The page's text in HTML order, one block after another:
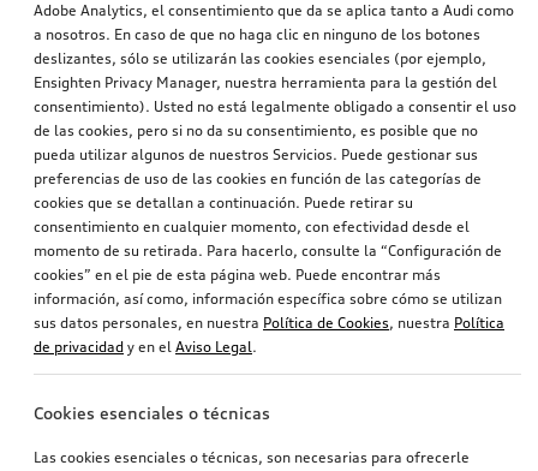
Adobe Analytics, el consentimiento que da se aplica tanto a Audi como
a nosotros. En caso de que no haga clic en ninguno de los botones
deslizantes, sólo se utilizarán las cookies esenciales (por ejemplo,
Ensighten Privacy Manager, nuestra herramienta para la gestión del
consentimiento). Usted no está legalmente obligado a consentir el uso
de las cookies, pero si no da su consentimiento, es posible que no
pueda utilizar algunos de nuestros Servicios. Puede gestionar sus
preferencias de uso de las cookies en función de las categorías de
cookies que se detallan a continuación. Puede retirar su
consentimiento en cualquier momento, con efectividad desde el
momento de su retirada. Para hacerlo, consulte la “Configuración de
cookies” en el pie de esta página web. Puede encontrar más
información, así como, información específica sobre cómo se utilizan
sus datos personales, en nuestra Política de Cookies, nuestra Política
de privacidad y en el Aviso Legal.
Cookies esenciales o técnicas
Las cookies esenciales o técnicas, son necesarias para ofrecerle